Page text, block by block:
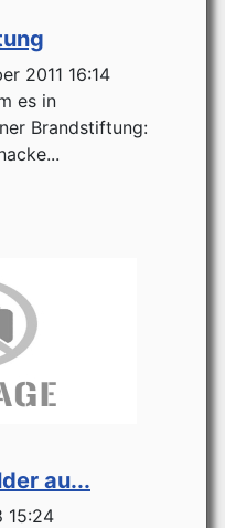
2011 16:14
es in
Brandstiftung:
au...
15:24